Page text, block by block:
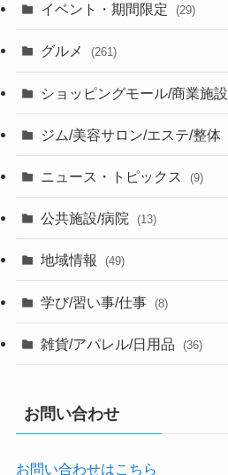
イベント・期間限定 (29)
グルメ (261)
ショッピングモール/商業施設
ジム/美容サロン/エステ/整体
ニュース・トピックス (9)
公共施設/病院 (13)
地域情報 (49)
学び/習い事/仕事 (8)
雑貨/アパレル/日用品 (36)
お問い合わせ
お問い合わせはこちら